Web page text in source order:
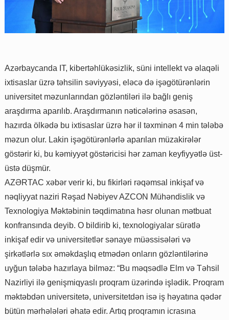
Azərbaycanda IT, kibertəhlükəsizlik, süni intellekt və əlaqəli
ixtisaslar üzrə təhsilin səviyyəsi, eləcə də işəgötürənlərin
universitet məzunlarından gözləntiləri ilə bağlı geniş
araşdırma aparılıb. Araşdırmanın nəticələrinə əsasən,
hazırda ölkədə bu ixtisaslar üzrə hər il təxminən 4 min tələbə
məzun olur. Lakin işəgötürənlərlə aparılan müzakirələr
göstərir ki, bu kəmiyyət göstəricisi hər zaman keyfiyyətlə üst-
üstə düşmür.
AZƏRTAC xəbər verir ki, bu fikirləri rəqəmsal inkişaf və
nəqliyyat naziri Rəşad Nəbiyev AZCON Mühəndislik və
Texnologiya Məktəbinin təqdimatına həsr olunan mətbuat
konfransında deyib. O bildirib ki, texnologiyalar sürətlə
inkişaf edir və universitetlər sənaye müəssisələri və
şirkətlərlə sıx əməkdaşlıq etmədən onların gözləntilərinə
uyğun tələbə hazırlaya bilməz: “Bu məqsədlə Elm və Təhsil
Nazirliyi ilə genişmiqyaslı proqram üzərində işlədik. Proqram
məktəbdən universitetə, universitetdən isə iş həyatına qədər
bütün mərhələləri əhatə edir. Artıq proqramın icrasına